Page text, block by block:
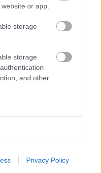
or app.
storage
storage
and other
Privacy Policy
για
55 ετών –